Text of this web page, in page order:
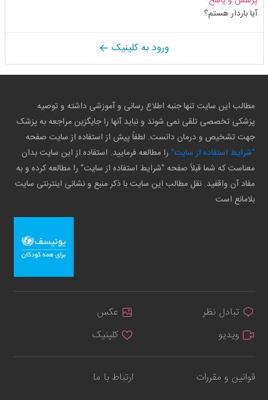
آیا باردار هستم؟
ورود به کلینیک
مطالب این سایت تنها جنبه اطلاع رسانی و آموزشی داشته و توصیه
پزشکی تخصصی تلقی نمی شوند و نباید آنها را جایگزین مراجعه به پزشک
جهت تشخیص و درمان دانست. لطفاً پیش از استفاده از سایت صفحه
"شرایط استفاده از سایت" را مطالعه فرمایید. استفاده از این سایت بدان
معناست که شما قبلاً صفحه "شرایط استفاده از سایت" را مطالعه کرده و به
مفاد آن واقفید. نقل مطالب این سایت با ذکر منبع و نشانی اینترنتی سایت
بلامانع است
تبادل نظر
عکس
ویدیو
کلینیک
قوانین و مقررات ارتباط با ما